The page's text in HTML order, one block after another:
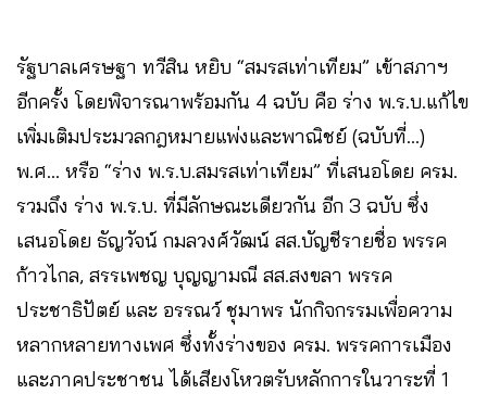
รัฐบาลเศรษฐา ทวีสิน หยิบ “สมรสเท่าเทียม” เข้าสภาฯ
อีกครั้ง โดยพิจารณาพร้อมกัน 4 ฉบับ คือ ร่าง พ.ร.บ.แก้ไข
เพิ่มเติมประมวลกฎหมายแพ่งและพาณิชย์ (ฉบับที่…)
พ.ศ… หรือ “ร่าง พ.ร.บ.สมรสเท่าเทียม” ที่เสนอโดย ครม.
รวมถึง ร่าง พ.ร.บ. ที่มีลักษณะเดียวกัน อีก 3 ฉบับ ซึ่ง
เสนอโดย ธัญวัจน์ กมลวงศ์วัฒน์ สส.บัญชีรายชื่อ พรรค
ก้าวไกล, สรรเพชญ บุญญามณี สส.สงขลา พรรค
ประชาธิปัตย์ และ อรรณว์ ชุมาพร นักกิจกรรมเพื่อความ
หลากหลายทางเพศ ซึ่งทั้งร่างของ ครม. พรรคการเมือง
และภาคประชาชน ได้เสียงโหวตรับหลักการในวาระที่ 1